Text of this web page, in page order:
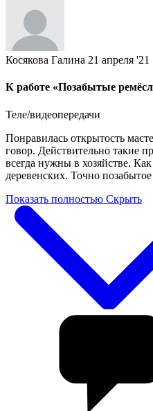
Косякова Галина 21 апреля '21
К работе «Позабытые
Теле/видеопередачи
Понравилась открытость
говор. Действительно такие
всегда нужны в хозяйстве.
деревенских. Точно
Показать полностью Скрыть